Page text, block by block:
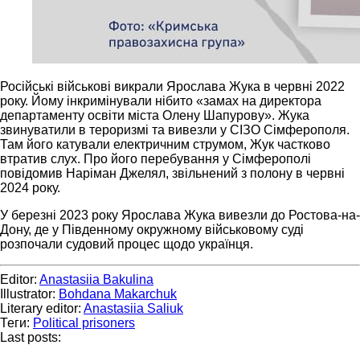
Російські військові викрали Ярослава Жука в червні 2022
року. Йому інкримінували нібито «замах на директора
департаменту освіти міста Олену Шапурову». Жука
звинуватили в тероризмі та вивезли у СІЗО Сімферополя.
Там його катували електричним струмом, Жук частково
втратив слух. Про його перебування у Сімферополі
повідомив Наріман Джелял, звільнений з полону в червні
2024 року.
У березні 2023 року Ярослава Жука вивезли до Ростова-на-
Дону, де у Південному окружному військовому суді
розпочали судовий процес щодо українця.
Editor: Anastasiia Bakulina
Illustrator: Bohdana Makarchuk
Literary editor: Anastasiia Saliuk
Теги: Political prisoners
Last posts: